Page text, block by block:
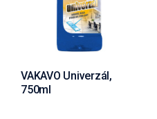
VAKAVO Univerzál,
750ml